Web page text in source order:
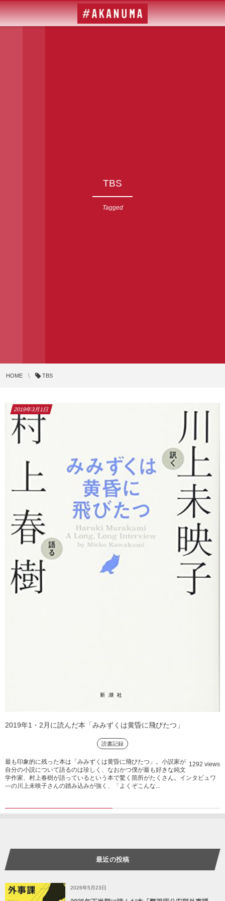
TBS
Tagged
HOME TBS
2019年3月1日
2019年1・2月に読んだ本「みみずくは黄昏に飛びたつ」
読書記録
1292 views
最も印象的に残った本は「みみずくは黄昏に飛びたつ」。小説家が
自分の小説について語るのは珍しく、なおかつ僕が最も好きな純文
学作家、村上春樹が語っているという本で驚く箇所がたくさん。インタビュワ
―の川上未映子さんの踏み込みが強く、「よくぞこんな...
最近の投稿
2026年5月23日